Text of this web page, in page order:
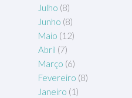
Julho (8)
Junho (8)
Maio (12)
Abril (7)
Março (6)
Fevereiro (8)
Janeiro (1)